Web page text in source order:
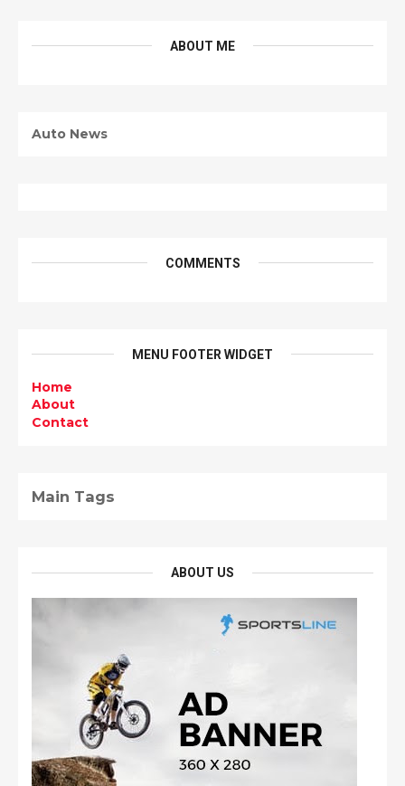
ABOUT ME
Auto News
COMMENTS
MENU FOOTER WIDGET
Home
About
Contact
Main Tags
ABOUT US